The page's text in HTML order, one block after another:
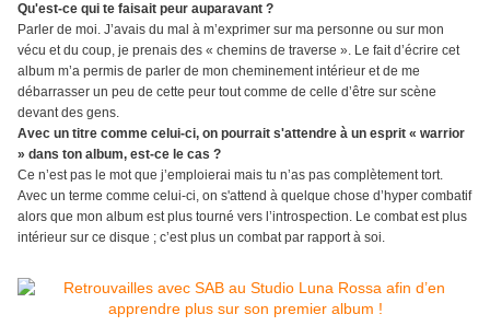
Qu'est-ce qui te faisait peur auparavant ?
Parler de moi. J’avais du mal à m’exprimer sur ma personne ou sur mon
vécu et du coup, je prenais des « chemins de traverse ». Le fait d’écrire cet
album m’a permis de parler de mon cheminement intérieur et de me
débarrasser un peu de cette peur tout comme de celle d’être sur scène
devant des gens.
Avec un titre comme celui-ci, on pourrait s'attendre à un esprit « warrior
» dans ton album, est-ce le cas ?
Ce n’est pas le mot que j’emploierai mais tu n’as pas complètement tort.
Avec un terme comme celui-ci, on s'attend à quelque chose d’hyper combatif
alors que mon album est plus tourné vers l’introspection. Le combat est plus
intérieur sur ce disque ; c’est plus un combat par rapport à soi.